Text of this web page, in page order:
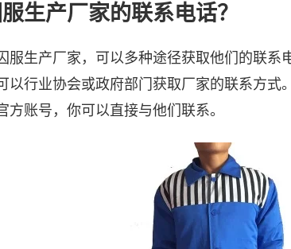
生产厂家的联系电话？
服生产厂家，可以多种途径获取他们的联
以行业协会或政府部门获取厂家的联系方
方账号，你可以直接与他们联系。